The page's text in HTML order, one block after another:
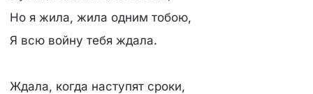
Но я жила, жила одним тобою,
Я всю войну тебя ждала.
Ждала, когда наступят сроки,